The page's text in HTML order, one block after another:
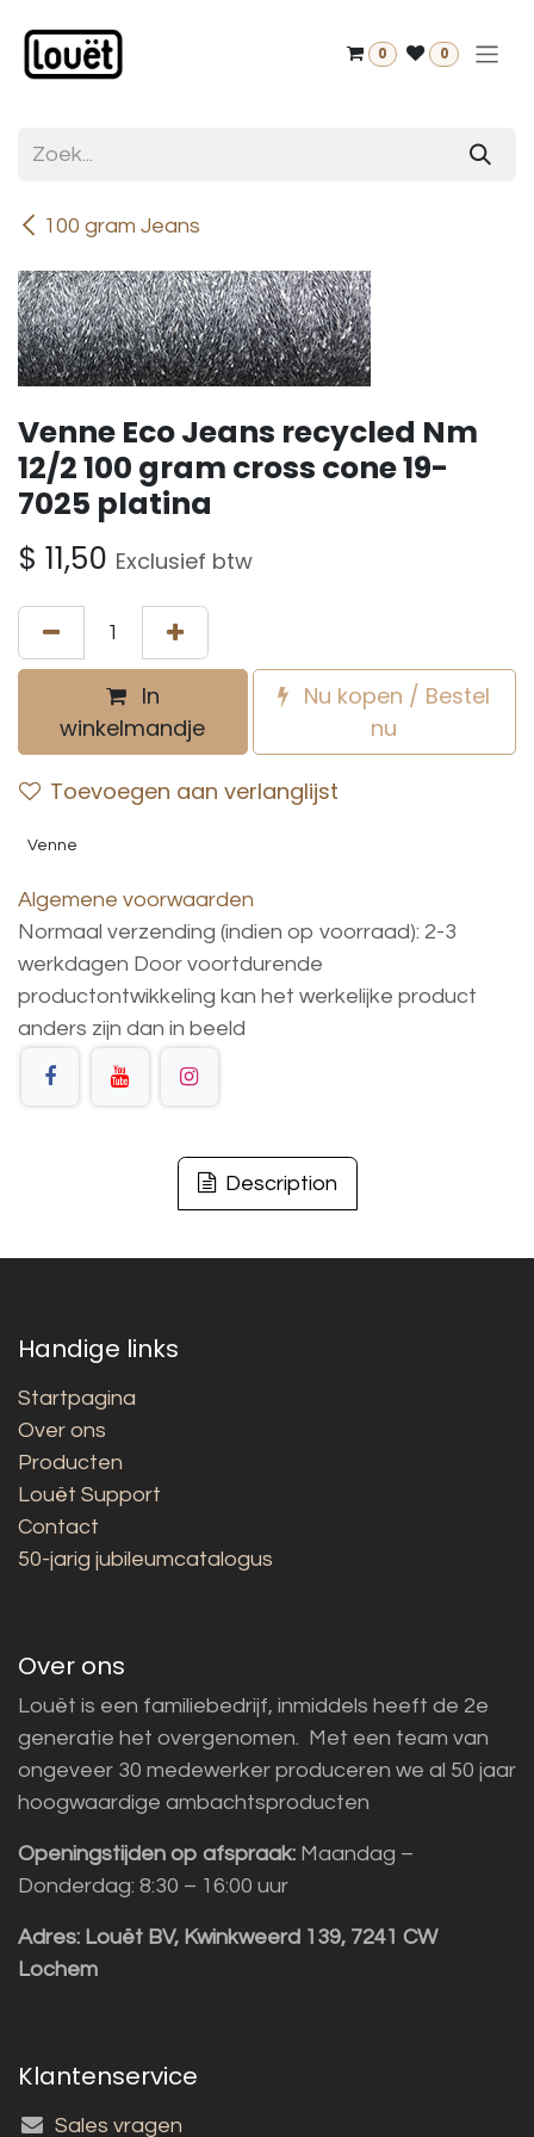
0 0
100 gram Jeans
Venne Eco Jeans recycled Nm
12/2 100 gram cross cone 19-
7025 platina
$ 11,50 Exclusief btw
In
winkelmandje
Nu kopen / Bestel
nu
Toevoegen aan verlanglijst
Venne
Algemene voorwaarden
Normaal verzending (indien op voorraad): 2-3
werkdagen Door voortdurende
productontwikkeling kan het werkelijke product
anders zijn dan in beeld
Description
Handige links
Startpagina
Over ons
Producten
Louët Support
Contact
50-jarig jubileumcatalogus
Over ons
Louët is een familiebedrijf, inmiddels heeft de 2e
generatie het overgenomen. Met een team van
ongeveer 30 medewerker produceren we al 50 jaar
hoogwaardige ambachtsproducten
Openingstijden op afspraak: Maandag –
Donderdag: 8:30 – 16:00 uur
Adres: Louët BV, Kwinkweerd 139, 7241 CW
Lochem
Klantenservice
Sales vragen